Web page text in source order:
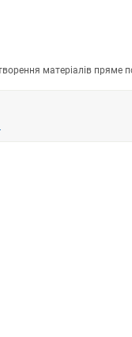
матеріалів